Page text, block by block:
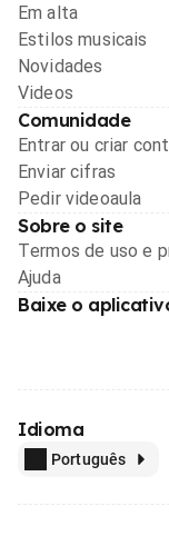
Em alta
Estilos musicais
Novidades
Videos
Comunidade
Entrar ou criar
Enviar cifras
Pedir videoaula
Sobre o site
Termos de uso e
Ajuda
Baixe o
Idioma
Português